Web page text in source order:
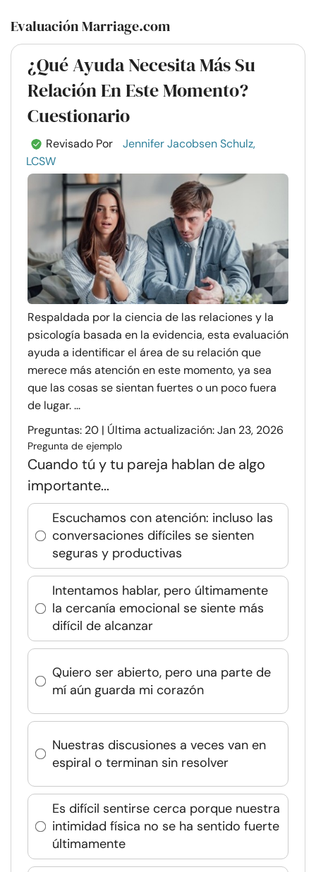
Evaluación Marriage.com
¿Qué Ayuda Necesita Más Su
Relación En Este Momento?
Cuestionario
Revisado Por
Jennifer Jacobsen Schulz,
LCSW
Respaldada por la ciencia de las relaciones y la
psicología basada en la evidencia, esta evaluación
ayuda a identificar el área de su relación que
merece más atención en este momento, ya sea
que las cosas se sientan fuertes o un poco fuera
de lugar. ...
Preguntas: 20 | Última actualización: Jan 23, 2026
Pregunta de ejemplo
Cuando tú y tu pareja hablan de algo
importante...
Escuchamos con atención: incluso las
conversaciones difíciles se sienten
seguras y productivas
Intentamos hablar, pero últimamente
la cercanía emocional se siente más
difícil de alcanzar
Quiero ser abierto, pero una parte de
mí aún guarda mi corazón
Nuestras discusiones a veces van en
espiral o terminan sin resolver
Es difícil sentirse cerca porque nuestra
intimidad física no se ha sentido fuerte
últimamente